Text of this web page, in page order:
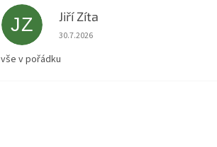
JZ Jiří Zíta
Hodnocení obchodu je 5 z 5 hvězdiček.
30.7.2026
vše v pořádku